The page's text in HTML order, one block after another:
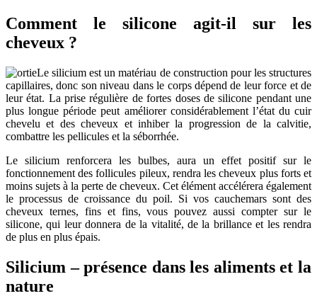
Comment le silicone agit-il sur les
cheveux ?
Le silicium est un matériau de construction pour les structures
capillaires, donc son niveau dans le corps dépend de leur force et de
leur état. La prise régulière de fortes doses de silicone pendant une
plus longue période peut améliorer considérablement l’état du cuir
chevelu et des cheveux et inhiber la progression de la calvitie,
combattre les pellicules et la séborrhée.
Le silicium renforcera les bulbes, aura un effet positif sur le
fonctionnement des follicules pileux, rendra les cheveux plus forts et
moins sujets à la perte de cheveux. Cet élément accélérera également
le processus de croissance du poil. Si vos cauchemars sont des
cheveux ternes, fins et fins, vous pouvez aussi compter sur le
silicone, qui leur donnera de la vitalité, de la brillance et les rendra
de plus en plus épais.
Silicium – présence dans les aliments et la
nature